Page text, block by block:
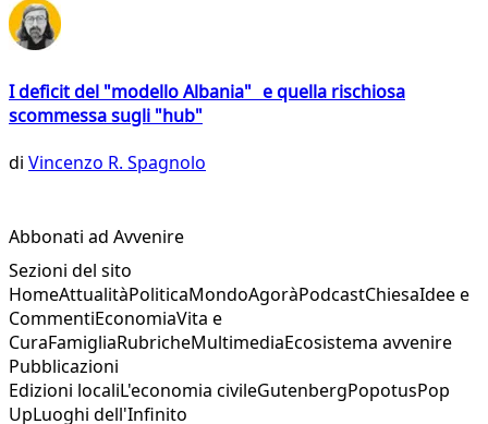
I deficit del "modello Albania" e quella rischiosa
scommessa sugli "hub"
di Vincenzo R. Spagnolo
Abbonati ad Avvenire
Sezioni del sito
HomeAttualitàPoliticaMondoAgoràPodcastChiesaIdee e
CommentiEconomiaVita e
CuraFamigliaRubricheMultimediaEcosistema avvenire
Pubblicazioni
Edizioni localiL'economia civileGutenbergPopotusPop
UpLuoghi dell'Infinito